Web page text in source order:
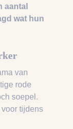
aantal
wat hun
van
rode
soepel.
voor tijdens